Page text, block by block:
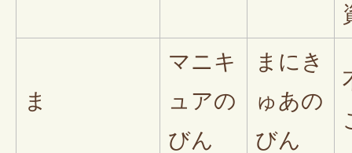
ま
マニキ
ュアの
びん
まにき
ゅあの
びん